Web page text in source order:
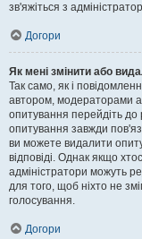
зв'яжіться з
Догори
Як мені змінити або
Так само, як і
автором, модераторами
опитування перейдіть
опитування завжди
ви можете видалити
відповіді. Однак якщо
адміністратори можуть
для того, щоб ніхто не
голосування.
Догори